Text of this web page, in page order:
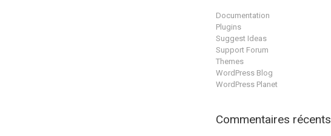
Documentation
Plugins
Suggest Ideas
Support Forum
Themes
WordPress Blog
WordPress Planet
Commentaires récents